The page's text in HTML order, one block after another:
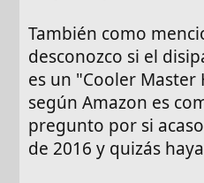
También como
desconozco si el
es un "Cooler Master
según Amazon es
pregunto por si
de 2016 y quizás